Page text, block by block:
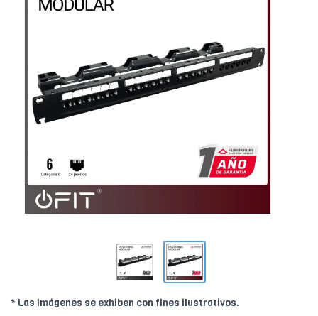
* Las imágenes se exhiben con fines ilustrativos.